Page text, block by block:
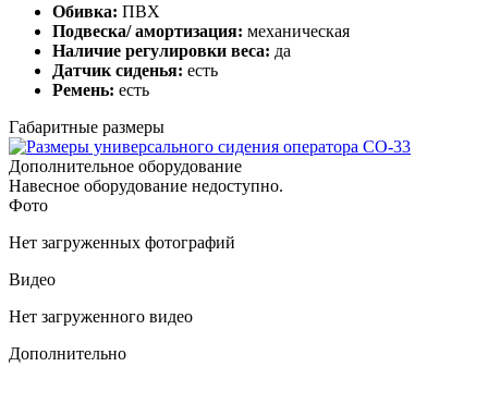
Обивка: ПВХ
Подвеска/ амортизация: механическая
Наличие регулировки веса: да
Датчик сиденья: есть
Ремень: есть
Габаритные размеры
Дополнительное оборудование
Навесное оборудование недоступно.
Фото
Нет загруженных фотографий
Видео
Нет загруженного видео
Дополнительно